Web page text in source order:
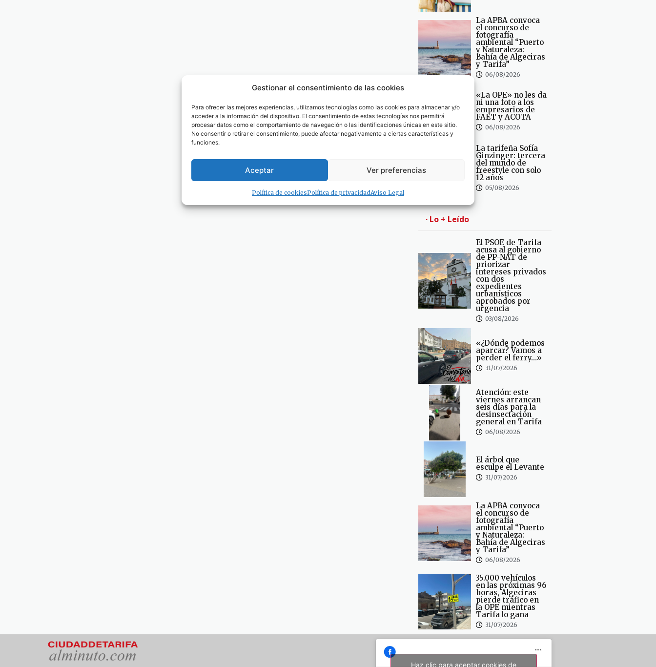
Gestionar el consentimiento de las cookies
Para ofrecer las mejores experiencias, utilizamos tecnologías como las cookies para almacenar y/o
acceder a la información del dispositivo. El consentimiento de estas tecnologías nos permitirá
procesar datos como el comportamiento de navegación o las identificaciones únicas en este sitio.
No consentir o retirar el consentimiento, puede afectar negativamente a ciertas características y
funciones.
Aceptar Ver preferencias
Política de cookiesPolítica de privacidadAviso Legal
La APBA convoca
el concurso de
fotografía
ambiental “Puerto
y Naturaleza:
Bahía de Algeciras
y Tarifa”
06/08/2026
«La OPE» no les da
ni una foto a los
empresarios de
FAET y ACOTA
06/08/2026
La tarifeña Sofía
Ginzinger: tercera
del mundo de
freestyle con solo
12 años
05/08/2026
· Lo + Leído
El PSOE de Tarifa
acusa al gobierno
de PP-NAT de
priorizar
intereses privados
con dos
expedientes
urbanísticos
aprobados por
urgencia
03/08/2026
«¿Dónde podemos
aparcar? Vamos a
perder el ferry…»
31/07/2026
Atención: este
viernes arrancan
seis días para la
desinsectación
general en Tarifa
06/08/2026
El árbol que
esculpe el Levante
31/07/2026
La APBA convoca
el concurso de
fotografía
ambiental “Puerto
y Naturaleza:
Bahía de Algeciras
y Tarifa”
06/08/2026
35.000 vehículos
en las próximas 96
horas, Algeciras
pierde tráfico en
la OPE mientras
Tarifa lo gana
31/07/2026
Haz clic para aceptar cookies de